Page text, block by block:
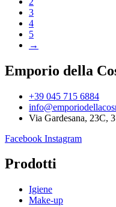
3
4
5
→
Emporio della
+39 045 715 6884
Via Gardesana, 23C,
Facebook Instagram
Prodotti
Igiene
Make-up